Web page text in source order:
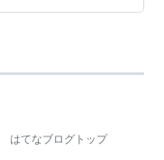
つけるが、平坦な
かったらしい。 や
はてなブログトップ